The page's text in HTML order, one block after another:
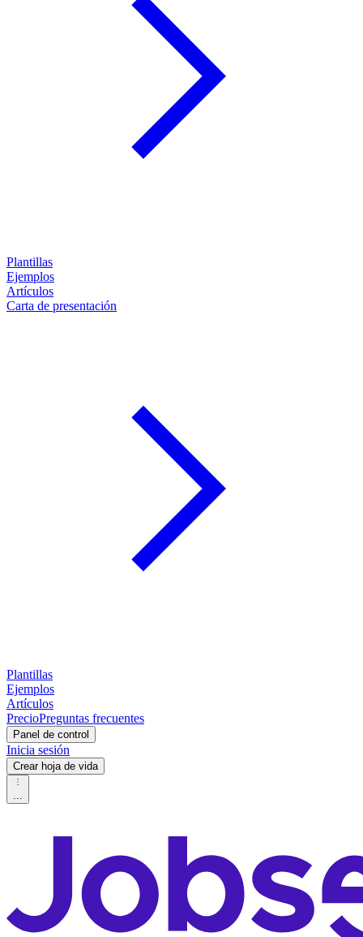
Plantillas
Ejemplos
Artículos
Carta de presentación
Plantillas
Ejemplos
Artículos
PrecioPreguntas frecuentes
Panel de control
Inicia sesión
Crear hoja de vida
...